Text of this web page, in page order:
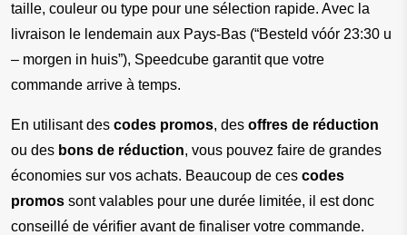
taille, couleur ou type pour une sélection rapide. Avec la
livraison le lendemain aux Pays-Bas (“Besteld vóór 23:30 u
– morgen in huis”), Speedcube garantit que votre
commande arrive à temps.
En utilisant des codes promos, des offres de réduction
ou des bons de réduction, vous pouvez faire de grandes
économies sur vos achats. Beaucoup de ces codes
promos sont valables pour une durée limitée, il est donc
conseillé de vérifier avant de finaliser votre commande.